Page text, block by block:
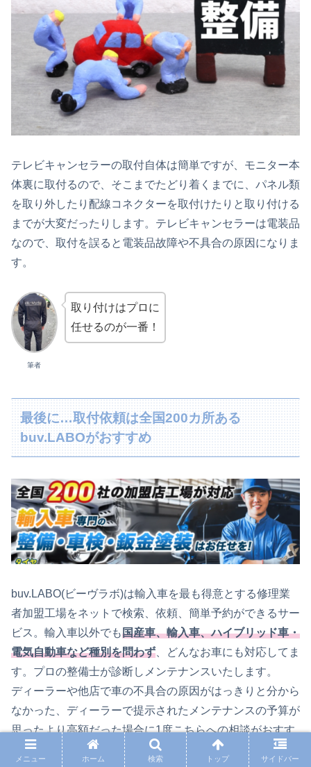
テレビキャンセラーの取付自体は簡単ですが、モニター本
体裏に取付るので、そこまでたどり着くまでに、パネル類
を取り外したり配線コネクターを取付けたりと取り付ける
までが大変だったりします。テレビキャンセラーは電装品
なので、取付を誤ると電装品故障や不具合の原因になりま
す。
筆者
取り付けはプロに
任せるのが一番！
最後に…取付依頼は全国200カ所ある
buv.LABOがおすすめ
buv.LABO(ビーヴラボ)は輸入車を最も得意とする修理業
者加盟工場をネットで検索、依頼、簡単予約ができるサー
ビス。輸入車以外でも国産車、輸入車、ハイブリッド車・
電気自動車など種別を問わず 、どんなお車にも対応してま
す。プロの整備士が診断しメンテナンスいたします。
ディーラーや他店で車の不具合の原因がはっきりと分から
なかった、ディーラーで提示されたメンテナンスの予算が
思ったより高額だった場合に1度こちらへの相談がおすす
めです。
メニュー ホーム 検索 トップ サイドバー